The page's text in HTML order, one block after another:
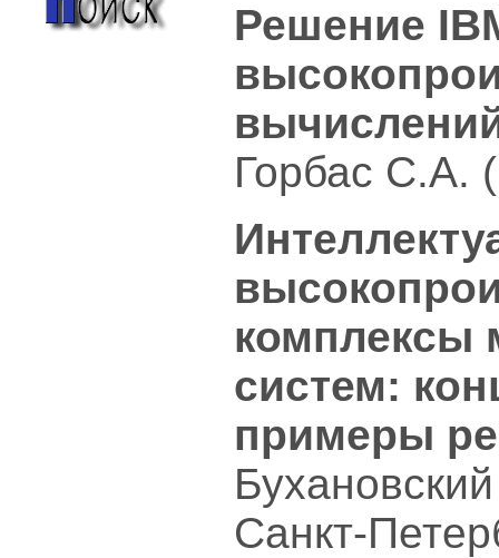
Решение
Горбас С.А.
комплексы
систем:
примеры
Санкт-